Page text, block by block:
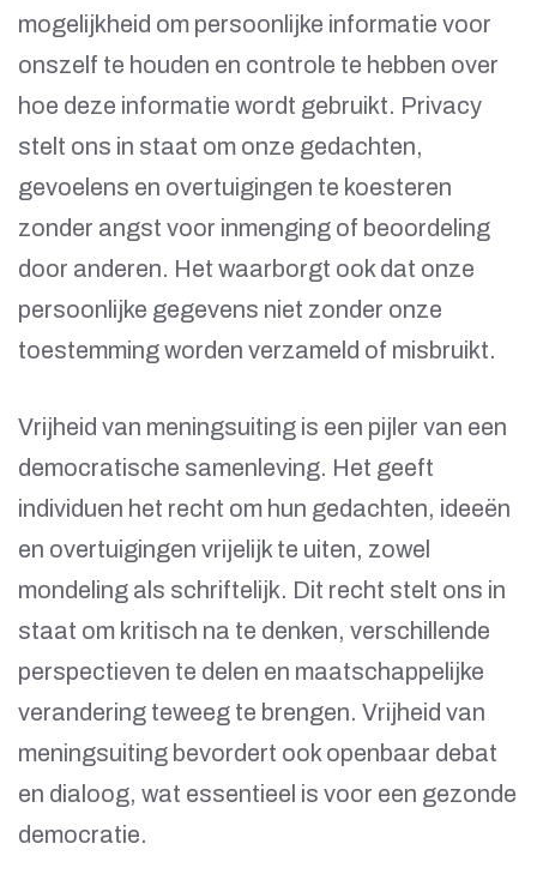
mogelijkheid om persoonlijke informatie voor
onszelf te houden en controle te hebben over
hoe deze informatie wordt gebruikt. Privacy
stelt ons in staat om onze gedachten,
gevoelens en overtuigingen te koesteren
zonder angst voor inmenging of beoordeling
door anderen. Het waarborgt ook dat onze
persoonlijke gegevens niet zonder onze
toestemming worden verzameld of misbruikt.
Vrijheid van meningsuiting is een pijler van een
democratische samenleving. Het geeft
individuen het recht om hun gedachten, ideeën
en overtuigingen vrijelijk te uiten, zowel
mondeling als schriftelijk. Dit recht stelt ons in
staat om kritisch na te denken, verschillende
perspectieven te delen en maatschappelijke
verandering teweeg te brengen. Vrijheid van
meningsuiting bevordert ook openbaar debat
en dialoog, wat essentieel is voor een gezonde
democratie.